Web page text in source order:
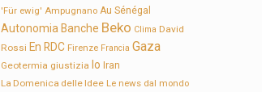
'Für ewig' Ampugnano Au Sénégal
Autonomia Banche Beko Clima David
Rossi En RDC Firenze Francia Gaza
Geotermia giustizia Io Iran
La Domenica delle Idee Le news dal mondo